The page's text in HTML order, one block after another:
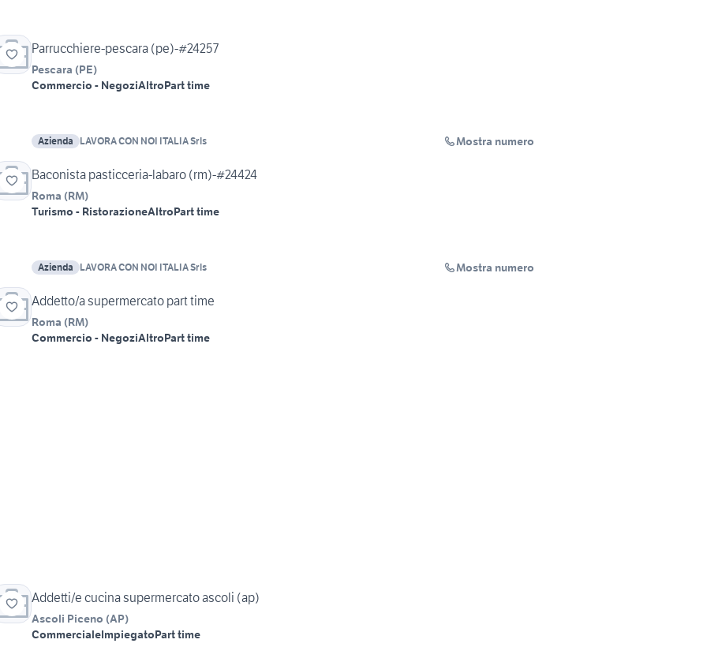
Parrucchiere-pescara (pe)-#24257
Pescara (PE)
Commercio - NegoziAltroPart time
Azienda LAVORA CON NOI ITALIA Srls Mostra numero
Baconista pasticceria-labaro (rm)-#24424
Roma (RM)
Turismo - RistorazioneAltroPart time
Azienda LAVORA CON NOI ITALIA Srls Mostra numero
Addetto/a supermercato part time
Roma (RM)
Commercio - NegoziAltroPart time
Addetti/e cucina supermercato ascoli (ap)
Ascoli Piceno (AP)
CommercialeImpiegatoPart time